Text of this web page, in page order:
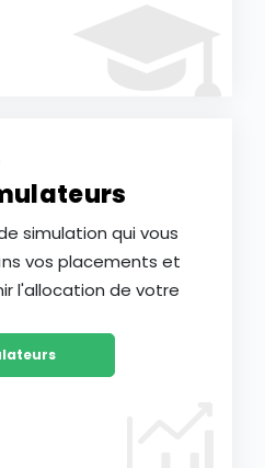
simulation qui vous
vos placements et
l'allocation de votre